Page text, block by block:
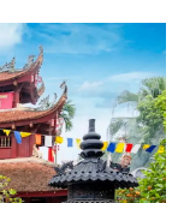
ủy phường Trần
phần mộ liệt sĩ vô
HĐND phường Trần